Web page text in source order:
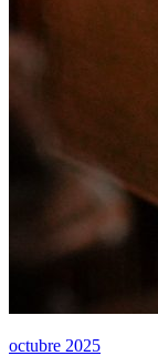
octubre 2025